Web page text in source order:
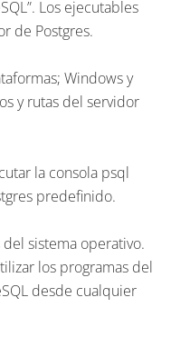
Los ejecutables
de Postgres.
Windows y
y rutas del servidor
la consola psql
predefinido.
sistema operativo.
los programas del
desde cualquier